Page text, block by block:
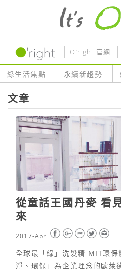
O’right 官網
綠生活焦點 永續新趨勢
文章
從童話王國丹麥 看
來
2017-Apr
全球最「綠」洗髮精 MIT環保
淨、環保」為企業理念的歐萊